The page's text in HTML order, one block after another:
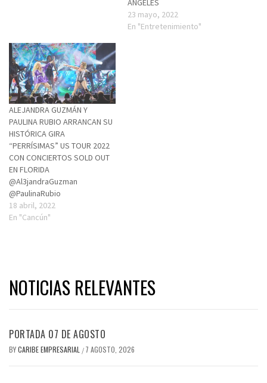
ÁNGELES
23 mayo, 2022
En "Entretenimiento"
ALEJANDRA GUZMÁN Y
PAULINA RUBIO ARRANCAN SU
HISTÓRICA GIRA
“PERRÍSIMAS” US TOUR 2022
CON CONCIERTOS SOLD OUT
EN FLORIDA
@Al3jandraGuzman
@PaulinaRubio
18 abril, 2022
En "Cancún"
NOTICIAS RELEVANTES
PORTADA 07 DE AGOSTO
BYCARIBE EMPRESARIAL / 7 AGOSTO, 2026